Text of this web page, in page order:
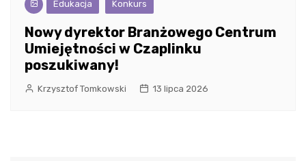
Edukacja Konkurs
Nowy dyrektor Branżowego Centrum
Umiejętności w Czaplinku
poszukiwany!
Krzysztof Tomkowski 13 lipca 2026